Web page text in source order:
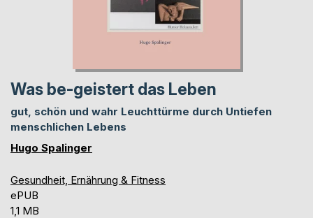
Was be-geistert das Leben
gut, schön und wahr Leuchttürme durch Untiefen
menschlichen Lebens
Hugo Spalinger
Gesundheit, Ernährung & Fitness
ePUB
1,1 MB